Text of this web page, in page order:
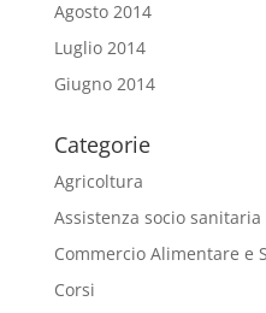
Agosto 2014
Luglio 2014
Giugno 2014
Categorie
Agricoltura
Assistenza socio sanitaria
Commercio Alimentare e
Corsi